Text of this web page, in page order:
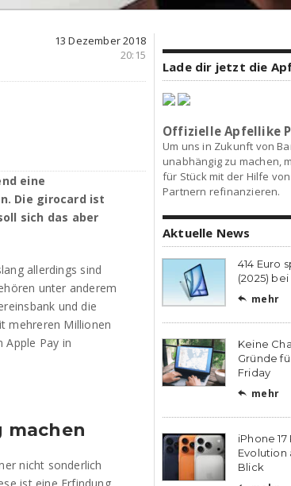
13 Dezember 2018
20:15
eine
Die girocard ist
sich das aber
allerdings sind
unter anderem
und die
mehreren Millionen
Apple Pay in
machen
nicht sonderlich
Lade dir jetzt die
Offizielle Apfellike
Um uns in Zukunft von
unabhängig zu machen,
für Stück mit der Hilfe
Partnern refinanzieren.
Aktuelle News
414 Euro
(2025)
 mehr
Keine
Gründe
Friday
 mehr
iPhone 17
Evolution
Blick